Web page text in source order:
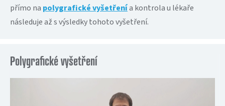
přímo na polygrafické vyšetřenía kontrola u lékaře
následuje až s výsledky tohoto vyšetření.
Polygrafické vyšetření